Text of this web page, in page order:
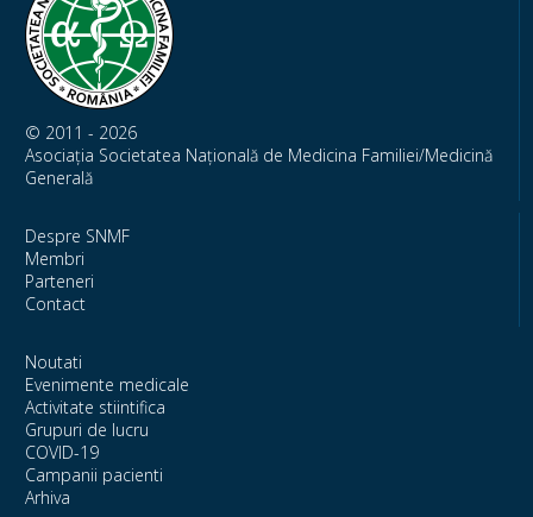
© 2011 - 2026
Asociația Societatea Națională de Medicina Familiei/Medicină
Generală
Despre SNMF
Membri
Parteneri
Contact
Noutati
Evenimente medicale
Activitate stiintifica
Grupuri de lucru
COVID-19
Campanii pacienti
Arhiva